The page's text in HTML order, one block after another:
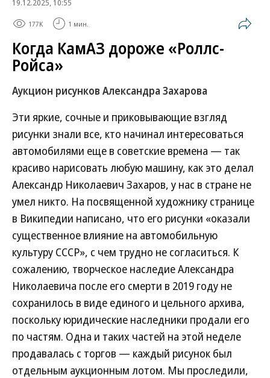
19.12.2025, 10:55
177K 1 мин.
Когда КамАЗ дороже «Роллс-
Ройса»
Аукцион рисунков Александра Захарова
Эти яркие, сочные и приковывающие взгляд
рисунки знали все, кто начинал интересоваться
автомобилями еще в советские времена — так
красиво нарисовать любую машину, как это делал
Александр Николаевич Захаров, у нас в стране не
умел никто. На посвященной художнику странице
в Википедии написано, что его рисунки «оказали
существенное влияние на автомобильную
культуру СССР», с чем трудно не согласиться. К
сожалению, творческое наследие Александра
Николаевича после его смерти в 2019 году не
сохранилось в виде единого и цельного архива,
поскольку юридические наследники продали его
по частям. Одна и таких частей на этой неделе
продавалась с торгов — каждый рисунок был
отдельным аукционным лотом. Мы проследили,